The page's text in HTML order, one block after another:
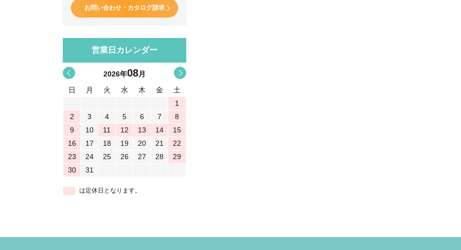
お問い合わせ・カタログ請求
営業日カレンダー
< 2026年08月
日
月 火 水 木 金
土
1
2
3 4 5 6 7
8
9
10 11 12 13 14
15
16
17 18 19 20 21
22
23
24 25 26 27 28
29
30
31
は定休日となります。